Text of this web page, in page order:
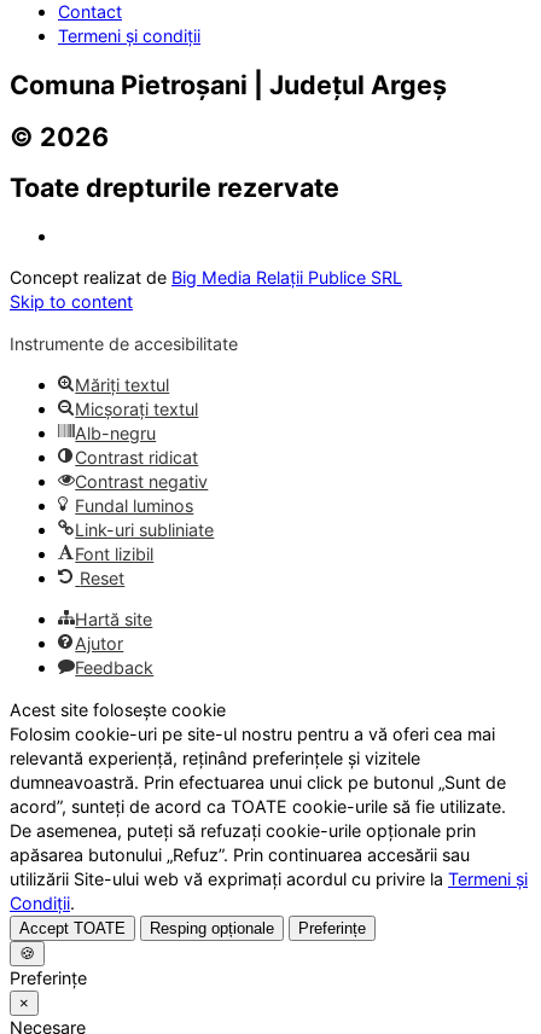
Contact
Termeni și condiții
Comuna Pietroșani | Județul Argeș
© 2026
Toate drepturile rezervate
Concept realizat de Big Media Relații Publice SRL
Skip to content
Instrumente de accesibilitate
Măriți textul
Micșorați textul
Alb-negru
Contrast ridicat
Contrast negativ
Fundal luminos
Link-uri subliniate
Font lizibil
Reset
Hartă site
Ajutor
Feedback
Acest site folosește cookie
Folosim cookie-uri pe site-ul nostru pentru a vă oferi cea mai
relevantă experiență, reținând preferințele și vizitele
dumneavoastră. Prin efectuarea unui click pe butonul „Sunt de
acord”, sunteți de acord ca TOATE cookie-urile să fie utilizate.
De asemenea, puteți să refuzați cookie-urile opționale prin
apăsarea butonului „Refuz”. Prin continuarea accesării sau
utilizării Site-ului web vă exprimați acordul cu privire la Termeni și
Condiții.
Accept TOATE Resping opționale
Preferințe
🍪
Preferințe
×
Necesare